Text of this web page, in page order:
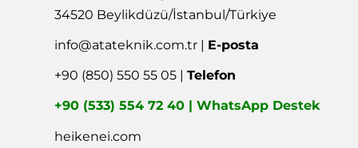
34520 Beylikdüzü/İstanbul/Türkiye
info@atateknik.com.tr | E-posta
+90 (850) 550 55 05 |Telefon
+90 (533) 554 72 40 | WhatsApp Destek
heikenei.com